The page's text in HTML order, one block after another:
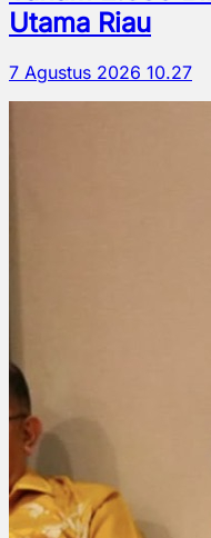
Utama Riau
7 Agustus 2026 10.27